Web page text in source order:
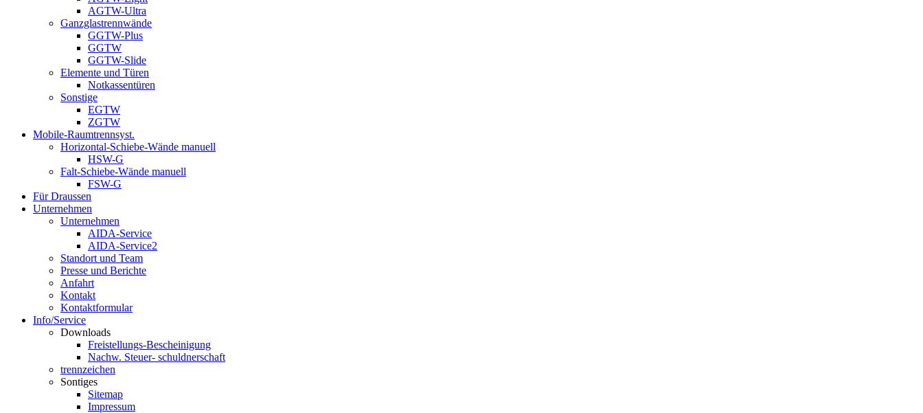
AGTW-Ultra
Ganzglastrennwände
GGTW-Plus
GGTW
GGTW-Slide
Elemente und Türen
Notkassentüren
Sonstige
EGTW
ZGTW
Mobile-Raumtrennsyst.
Horizontal-Schiebe-Wände manuell
HSW-G
Falt-Schiebe-Wände manuell
FSW-G
Für Draussen
Unternehmen
Unternehmen
AIDA-Service
AIDA-Service2
Standort und Team
Presse und Berichte
Anfahrt
Kontakt
Kontaktformular
Info/Service
Downloads
Freistellungs-Bescheinigung
Nachw. Steuer- schuldnerschaft
trennzeichen
Sontiges
Sitemap
Impressum